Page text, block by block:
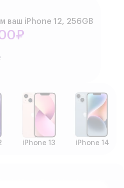
ваш iPhone 12, 256GB
iPhone 13 iPhone 14